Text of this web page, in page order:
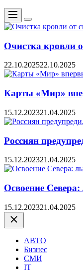
Меню
Цвет
переключателя
Очистка кровли
22.10.202522.10.2025
Карты «Мир»
15.12.202321.04.2025
Россиян
15.12.202321.04.2025
Освоение
15.12.202321.04.2025
Закрыть
АВТО
Бизнес
СМИ
IT